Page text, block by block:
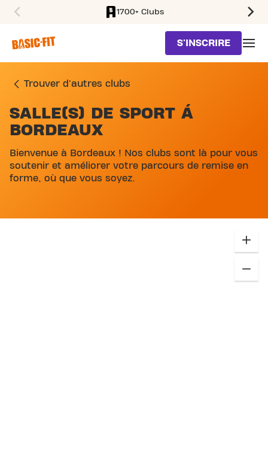
1700+ Clubs
S'INSCRIRE
Trouver d'autres clubs
SKIP MAP LIST
SALLE(S) DE SPORT Á
BORDEAUX
Bienvenue à Bordeaux ! Nos clubs sont là pour vous
soutenir et améliorer votre parcours de remise en
forme, où que vous soyez.